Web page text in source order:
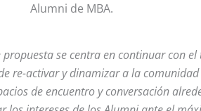
Alumni de MBA.
propuesta se centra en continuar con
re-activar y dinamizar a la
de encuentro y conversación